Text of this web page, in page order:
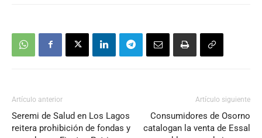
Artículo anterior
Seremi de Salud en Los Lagos
reitera prohibición de fondas y
Artículo siguiente
Consumidores de Osorno
catalogan la venta de Essal